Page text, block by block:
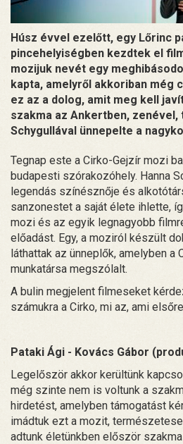
Húsz évvel ezelőtt, egy Lőrinc
pincehelyiségben kezdtek el
mozijuk nevét egy
kapta, amelyről akkoriban még
ez az a dolog, amit meg kell
szakma az Ankertben, zenével,
Schygullával ünnepelte a
Tegnap este a Cirko-Gejzír mozi
budapesti szórakozóhely. Hanna
legendás színésznője és
sanzonestet a saját élete ihlette,
mozi és az egyik legnagyobb
előadást. Egy, a moziról készült
láthattak az ünneplők, amelyben a
munkatársa megszólalt.
A bulin megjelent filmeseket
számukra a Cirko, mi az, ami
Pataki Ági - Kovács Gábor
Legelőször akkor kerültünk
még szinte nem is voltunk a
hirdetést, amelyben támogatást
imádtuk ezt a mozit,
adtunk életünkben először